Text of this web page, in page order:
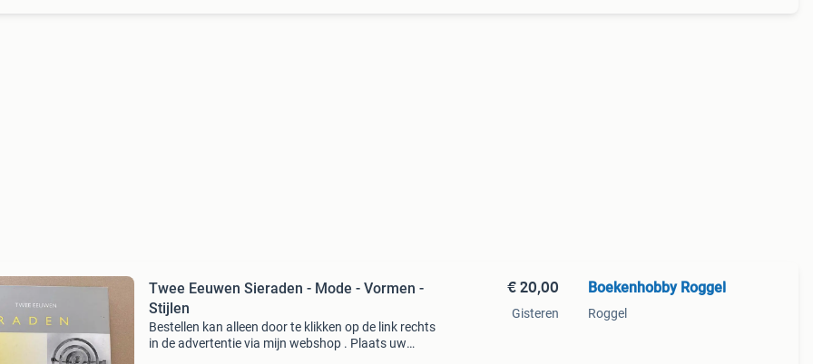
Twee Eeuwen Sieraden - Mode - Vormen -
Stijlen
Bestellen kan alleen door te klikken op de link rechts
in de advertentie via mijn webshop . Plaats uw
€ 20,00
Gisteren
Boekenhobby Roggel
Roggel